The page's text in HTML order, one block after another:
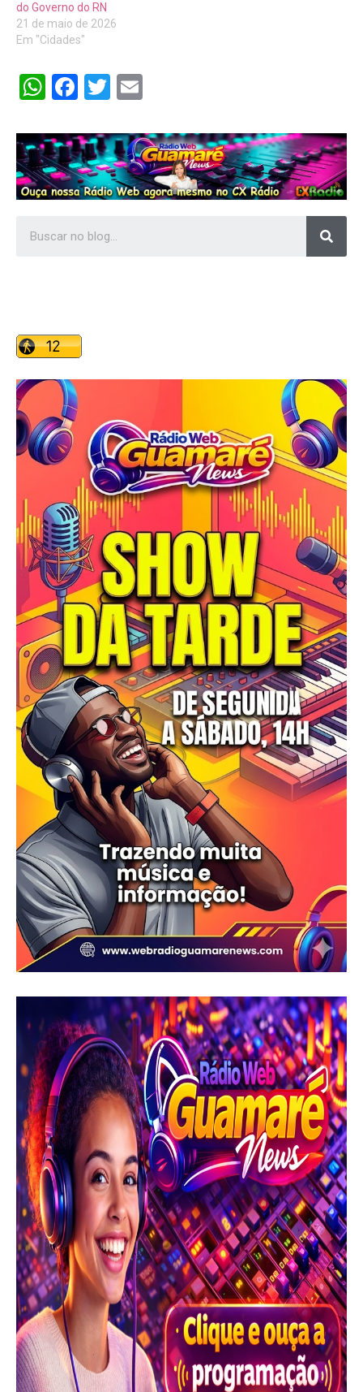
do Governo do RN
21 de maio de 2026
Em "Cidades"
WhatsApp
Facebook
Twitter